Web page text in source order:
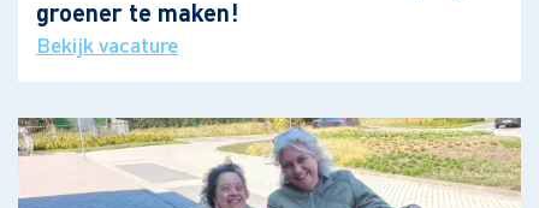
groener te maken!
Bekijk vacature